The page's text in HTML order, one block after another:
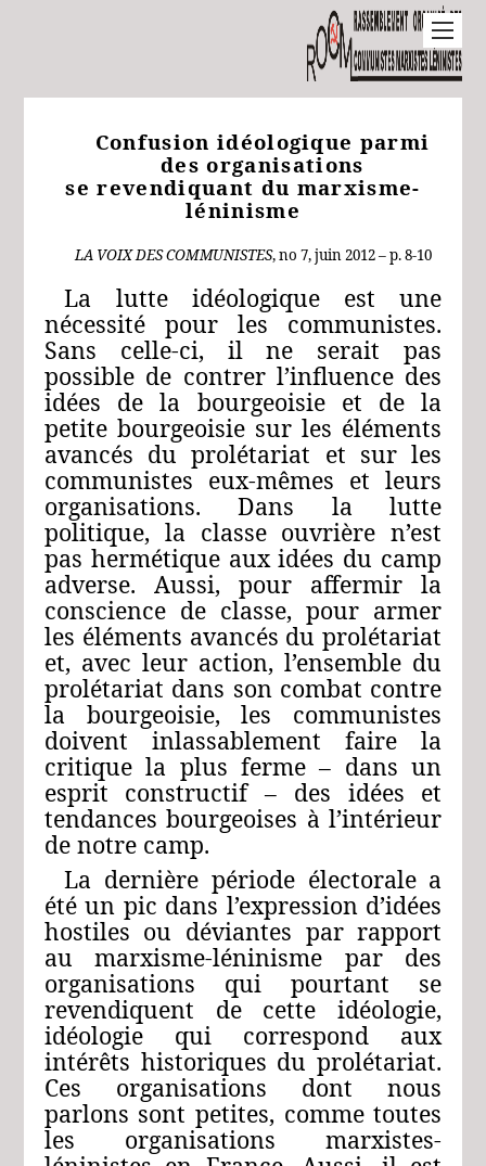
Confusion idéologique parmi
des organisations
se revendiquant du marxisme-
léninisme
LA VOIXDESCOMMUNISTES, no 7,juin 2012 – p. 8-10
La lutte idéologique est une
nécessité pour les communistes.
Sans celle-ci, il ne serait pas
possible de contrer l’influence des
idées de la bourgeoisie et de la
petite bourgeoisie sur les éléments
avancés du prolétariat et sur les
communistes eux-mêmes et leurs
organisations. Dans la lutte
politique, la classe ouvrière n’est
pas hermétique aux idées du camp
adverse. Aussi, pour affermir la
conscience de classe, pour armer
les éléments avancés du prolétariat
et, avec leur action, l’ensemble du
prolétariat dans son combat contre
la bourgeoisie, les communistes
doivent inlassablement faire la
critique la plus ferme – dans un
esprit constructif – des idées et
tendances bourgeoises à l’intérieur
de notre camp.
La dernière période électorale a
été un pic dans l’expression d’idées
hostiles ou déviantes par rapport
au marxisme-léninisme par des
organisations qui pourtant se
revendiquent de cette idéologie,
idéologie qui correspond aux
intérêts historiques du prolétariat.
Ces organisations dont nous
parlons sont petites, comme toutes
les organisations marxistes-